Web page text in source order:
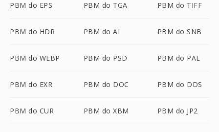
PBM do EPS PBM do TGA PBM do TIFF
PBM do HDR PBM do AI PBM do SNB
PBM do WEBP PBM do PSD PBM do PAL
PBM do EXR PBM do DOC PBM do DDS
PBM do CUR PBM do XBM PBM do JP2